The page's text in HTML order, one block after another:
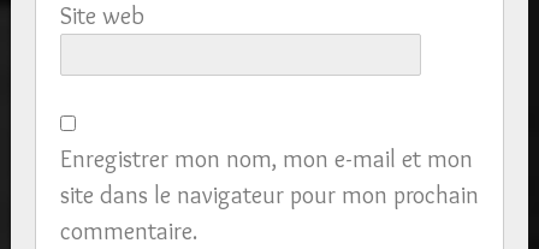
Site web
Enregistrer mon nom, mon e-mail et mon
site dans le navigateur pour mon prochain
commentaire.